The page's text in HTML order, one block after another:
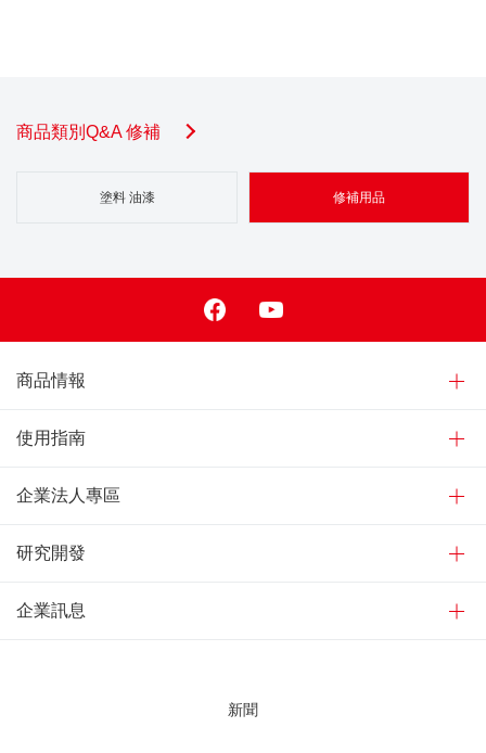
商品類別Q&A 修補
塗料 油漆 修補用品
商品情報
使用指南
企業法人專區
研究開發
企業訊息
新聞